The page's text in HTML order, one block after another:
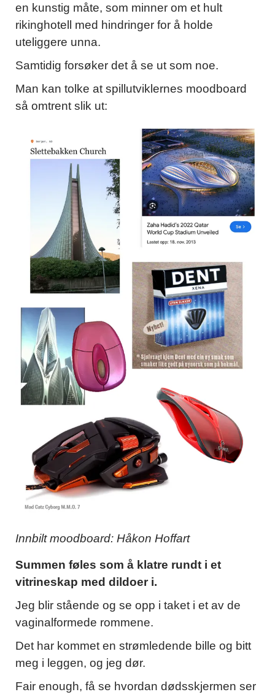
en kunstig måte, som minner om et hult
rikinghotell med hindringer for å holde
uteliggere unna.
Samtidig forsøker det å se ut som noe.
Man kan tolke at spillutviklernes moodboard
så omtrent slik ut:
Innbilt moodboard: Håkon Hoffart
Summen føles som å klatre rundt i et
vitrineskap med dildoer i.
Jeg blir stående og se opp i taket i et av de
vaginalformede rommene.
Det har kommet en strømledende bille og bitt
meg i leggen, og jeg dør.
Fair enough, få se hvordan dødsskjermen ser